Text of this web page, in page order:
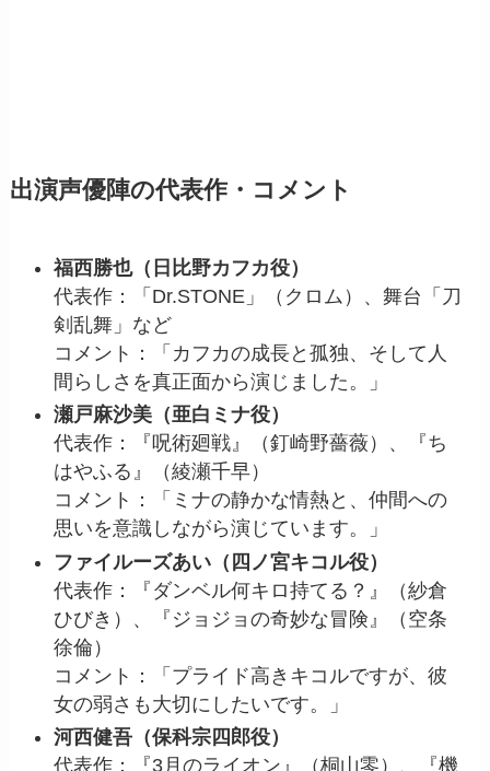
出演声優陣の代表作・コメント
福西勝也（日比野カフカ役）
代表作：「Dr.STONE」（クロム）、舞台「刀
剣乱舞」など
コメント：「カフカの成長と孤独、そして人
間らしさを真正面から演じました。」
瀬戸麻沙美（亜白ミナ役）
代表作：『呪術廻戦』（釘崎野薔薇）、『ち
はやふる』（綾瀬千早）
コメント：「ミナの静かな情熱と、仲間への
思いを意識しながら演じています。」
ファイルーズあい（四ノ宮キコル役）
代表作：『ダンベル何キロ持てる？』（紗倉
ひびき）、『ジョジョの奇妙な冒険』（空条
徐倫）
コメント：「プライド高きキコルですが、彼
女の弱さも大切にしたいです。」
河西健吾（保科宗四郎役）
代表作：『3月のライオン』（桐山零）、『機